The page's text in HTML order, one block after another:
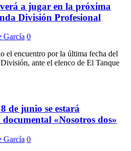
a jugar en la próxima
División Profesional
García 0
el encuentro por la última fecha del
ante el elenco de El Tanque
de junio se estará
«Nosotros dos»
García 0